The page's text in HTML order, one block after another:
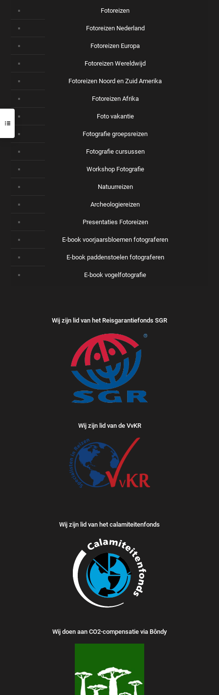
Fotoreizen
Fotoreizen Nederland
Fotoreizen Europa
Fotoreizen Wereldwijd
Fotoreizen Noord en Zuid Amerika
Fotoreizen Afrika
Foto vakantie
Fotografie groepsreizen
Fotografie cursussen
Workshop Fotografie
Natuurreizen
Archeologiereizen
Presentaties Fotoreizen
E-book voorjaarsbloemen fotograferen
E-book paddenstoelen fotograferen
E-book vogelfotografie
Wij zijn lid van het Reisgarantiefonds SGR
Wij zijn lid van de VvKR
Wij zijn lid van het calamiteitenfonds
Wij doen aan CO2-compensatie via Bôndy